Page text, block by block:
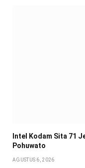
Intel Kodam Sita 71
Pohuwato
AGUSTUS 6, 2026